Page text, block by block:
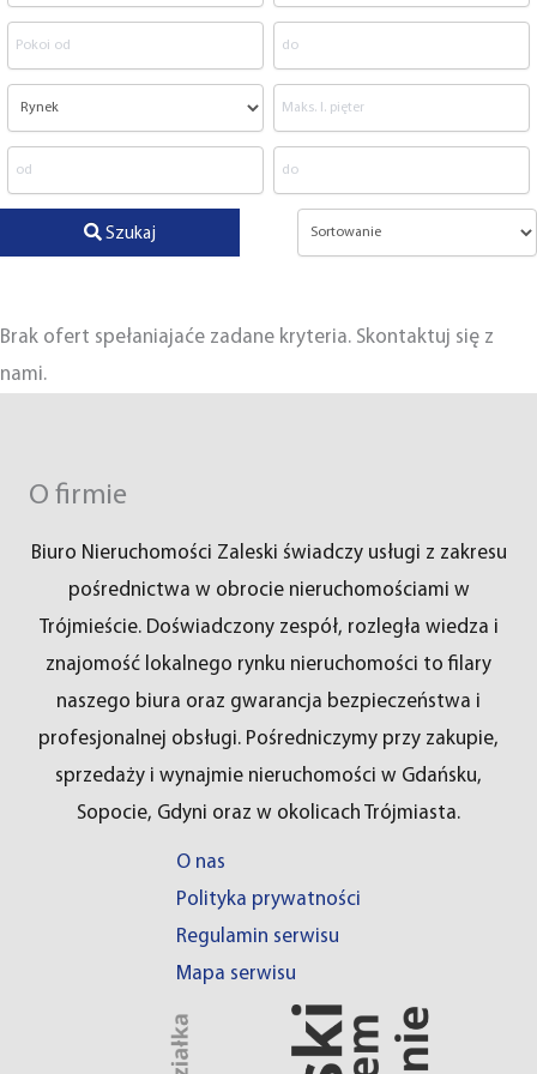
Szukaj
Brak ofert spełaniajaće zadane kryteria. Skontaktuj się z
nami.
O firmie
Biuro Nieruchomości Zaleski świadczy usługi z zakresu
pośrednictwa w obrocie nieruchomościami w
Trójmieście. Doświadczony zespół, rozległa wiedza i
znajomość lokalnego rynku nieruchomości to filary
naszego biura oraz gwarancja bezpieczeństwa i
profesjonalnej obsługi. Pośredniczymy przy zakupie,
sprzedaży i wynajmie nieruchomości w Gdańsku,
Sopocie, Gdyni oraz w okolicach Trójmiasta.
O nas
Polityka prywatności
Regulamin serwisu
Mapa serwisu